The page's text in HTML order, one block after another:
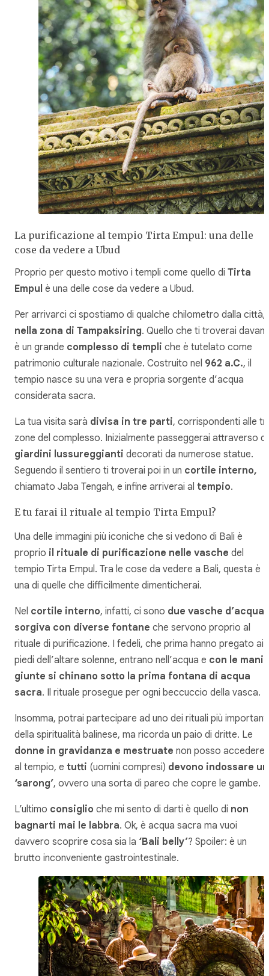
La purificazione al tempio Tirta Empul: una delle
cose da vedere a Ubud
Proprio per questo motivo i templi come quello di Tirta
Empul è una delle cose da vedere a Ubud.
Per arrivarci ci spostiamo di qualche chilometro dalla città,
nella zona di Tampaksiring. Quello che ti troverai
è un grande complesso di templi che è tutelato come
patrimonio culturale nazionale. Costruito nel 962 a.C., il
tempio nasce su una vera e propria sorgente d’acqua
considerata sacra.
La tua visita sarà divisa in tre parti, corrispondenti alle
zone del complesso. Inizialmente passeggerai attraverso
giardini lussureggianti decorati da numerose statue.
Seguendo il sentiero ti troverai poi in un cortile interno,
chiamato Jaba Tengah, e infine arriverai al tempio.
E tu farai il rituale al tempio Tirta Empul?
Una delle immagini più iconiche che si vedono di Bali è
proprio il rituale di purificazione nelle vasche del
tempio Tirta Empul. Tra le cose da vedere a Bali, questa è
una di quelle che difficilmente dimenticherai.
Nel cortile interno, infatti, ci sono due vasche d’acqua
sorgiva con diverse fontane che servono proprio al
rituale di purificazione. I fedeli, che prima hanno pregato ai
piedi dell’altare solenne, entrano nell’acqua e con le mani
giunte si chinano sotto la prima fontana di acqua
sacra. Il rituale prosegue per ogni beccuccio della vasca.
Insomma, potrai partecipare ad uno dei rituali più importanti
della spiritualità balinese, ma ricorda un paio di dritte. Le
donne in gravidanza e mestruate non posso accedere
al tempio, e tutti (uomini compresi) devono indossare un
‘sarong’, ovvero una sorta di pareo che copre le gambe.
L’ultimo consiglio che mi sento di darti è quello di non
bagnarti mai le labbra. Ok, è acqua sacra ma vuoi
davvero scoprire cosa sia la ‘Bali belly’? Spoiler: è un
brutto inconveniente gastrointestinale.